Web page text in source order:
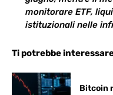
monitorare ETF,
istituzionali nelle
Ti potrebbe
Bitcoin